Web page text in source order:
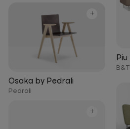
Piu
B&T
+
Osaka by Pedrali
Pedrali
+